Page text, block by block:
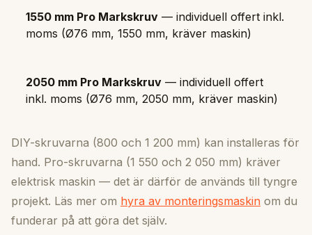
1550 mm Pro Markskruv — individuell offert inkl.
moms (Ø76 mm, 1550 mm, kräver maskin)
2050 mm Pro Markskruv — individuell offert
inkl. moms (Ø76 mm, 2050 mm, kräver maskin)
DIY-skruvarna (800 och 1 200 mm) kan installeras för
hand. Pro-skruvarna (1 550 och 2 050 mm) kräver
elektrisk maskin — det är därför de används till tyngre
projekt. Läs mer om hyra av monteringsmaskin om du
funderar på att göra det själv.